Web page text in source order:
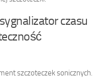
czasu
szczoteczek sonicznych.